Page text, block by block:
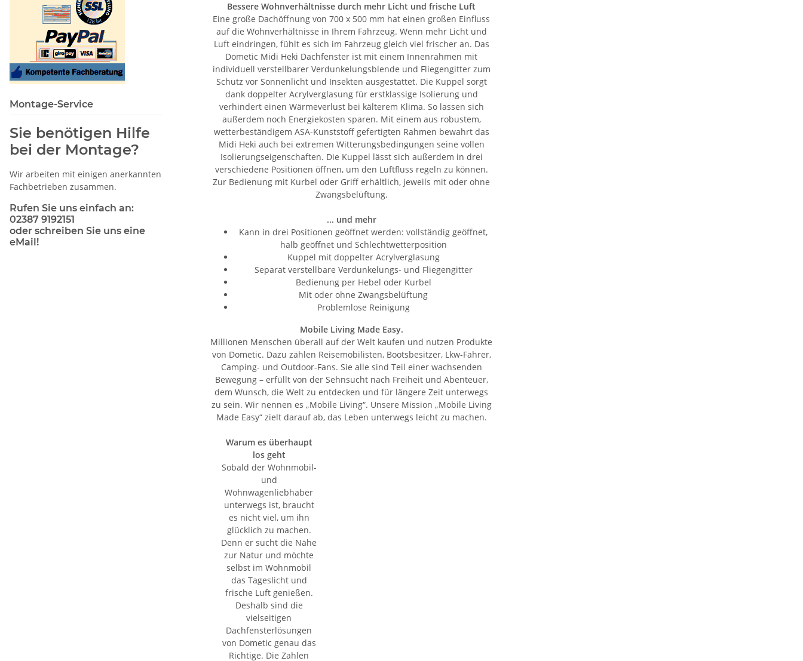
Bessere Wohnverhältnisse durch mehr Licht und frische Luft
Eine große Dachöffnung von 700 x 500 mm hat einen großen Einfluss
auf die Wohnverhältnisse in Ihrem Fahrzeug. Wenn mehr Licht und
Luft eindringen, fühlt es sich im Fahrzeug gleich viel frischer an. Das
Dometic Midi Heki Dachfenster ist mit einem Innenrahmen mit
individuell verstellbarer Verdunkelungsblende und Fliegengitter zum
Schutz vor Sonnenlicht und Insekten ausgestattet. Die Kuppel sorgt
dank doppelter Acrylverglasung für erstklassige Isolierung und
verhindert einen Wärmeverlust bei kälterem Klima. So lassen sich
außerdem noch Energiekosten sparen. Mit einem aus robustem,
wetterbeständigem ASA-Kunststoff gefertigten Rahmen bewahrt das
Midi Heki auch bei extremen Witterungsbedingungen seine vollen
Isolierungseigenschaften. Die Kuppel lässt sich außerdem in drei
verschiedene Positionen öffnen, um den Luftfluss regeln zu können.
Zur Bedienung mit Kurbel oder Griff erhältlich, jeweils mit oder ohne
Zwangsbelüftung.
... und mehr
Kann in drei Positionen geöffnet werden: vollständig geöffnet,
halb geöffnet und Schlechtwetterposition
Kuppel mit doppelter Acrylverglasung
Separat verstellbare Verdunkelungs- und Fliegengitter
Bedienung per Hebel oder Kurbel
Mit oder ohne Zwangsbelüftung
Problemlose Reinigung
Mobile Living Made Easy.
Millionen Menschen überall auf der Welt kaufen und nutzen Produkte
von Dometic. Dazu zählen Reisemobilisten, Bootsbesitzer, Lkw-Fahrer,
Camping- und Outdoor-Fans. Sie alle sind Teil einer wachsenden
Bewegung – erfüllt von der Sehnsucht nach Freiheit und Abenteuer,
dem Wunsch, die Welt zu entdecken und für längere Zeit unterwegs
zu sein. Wir nennen es „Mobile Living“. Unsere Mission „Mobile Living
Made Easy“ zielt darauf ab, das Leben unterwegs leicht zu machen.
Warum es überhaupt
los geht
Sobald der Wohnmobil-
und
Wohnwagenliebhaber
unterwegs ist, braucht
es nicht viel, um ihn
glücklich zu machen.
Denn er sucht die Nähe
zur Natur und möchte
selbst im Wohnmobil
das Tageslicht und
frische Luft genießen.
Deshalb sind die
vielseitigen
Dachfensterlösungen
von Dometic genau das
Richtige. Die Zahlen
Montage-Service
Sie benötigen Hilfe
bei der Montage?
Wir arbeiten mit einigen anerkannten
Fachbetrieben zusammen.
Rufen Sie uns einfach an:
02387 9192151
oder schreiben Sie uns eine
eMail!